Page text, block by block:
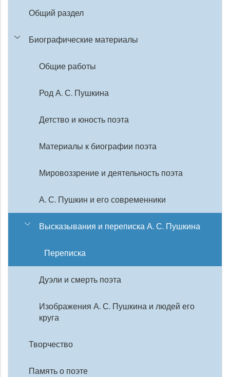
Общий раздел
Биографические материалы
Общие работы
Род А. С. Пушкина
Детство и юность поэта
Материалы к биографии поэта
Мировоззрение и деятельность поэта
А. С. Пушкин и его современники
Высказывания и переписка А. С. Пушкина
Переписка
Дуэли и смерть поэта
Изображения А. С. Пушкина и людей его
круга
Творчество
Память о поэте